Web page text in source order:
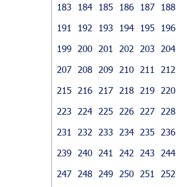
183
184 185 186 187 188
191
192 193 194 195 196
199
200 201 202 203 204
207
208 209 210 211 212
215
216 217 218 219 220
223
224 225 226 227 228
231
232 233 234 235 236
239
240 241 242 243 244
247
248 249 250 251 252